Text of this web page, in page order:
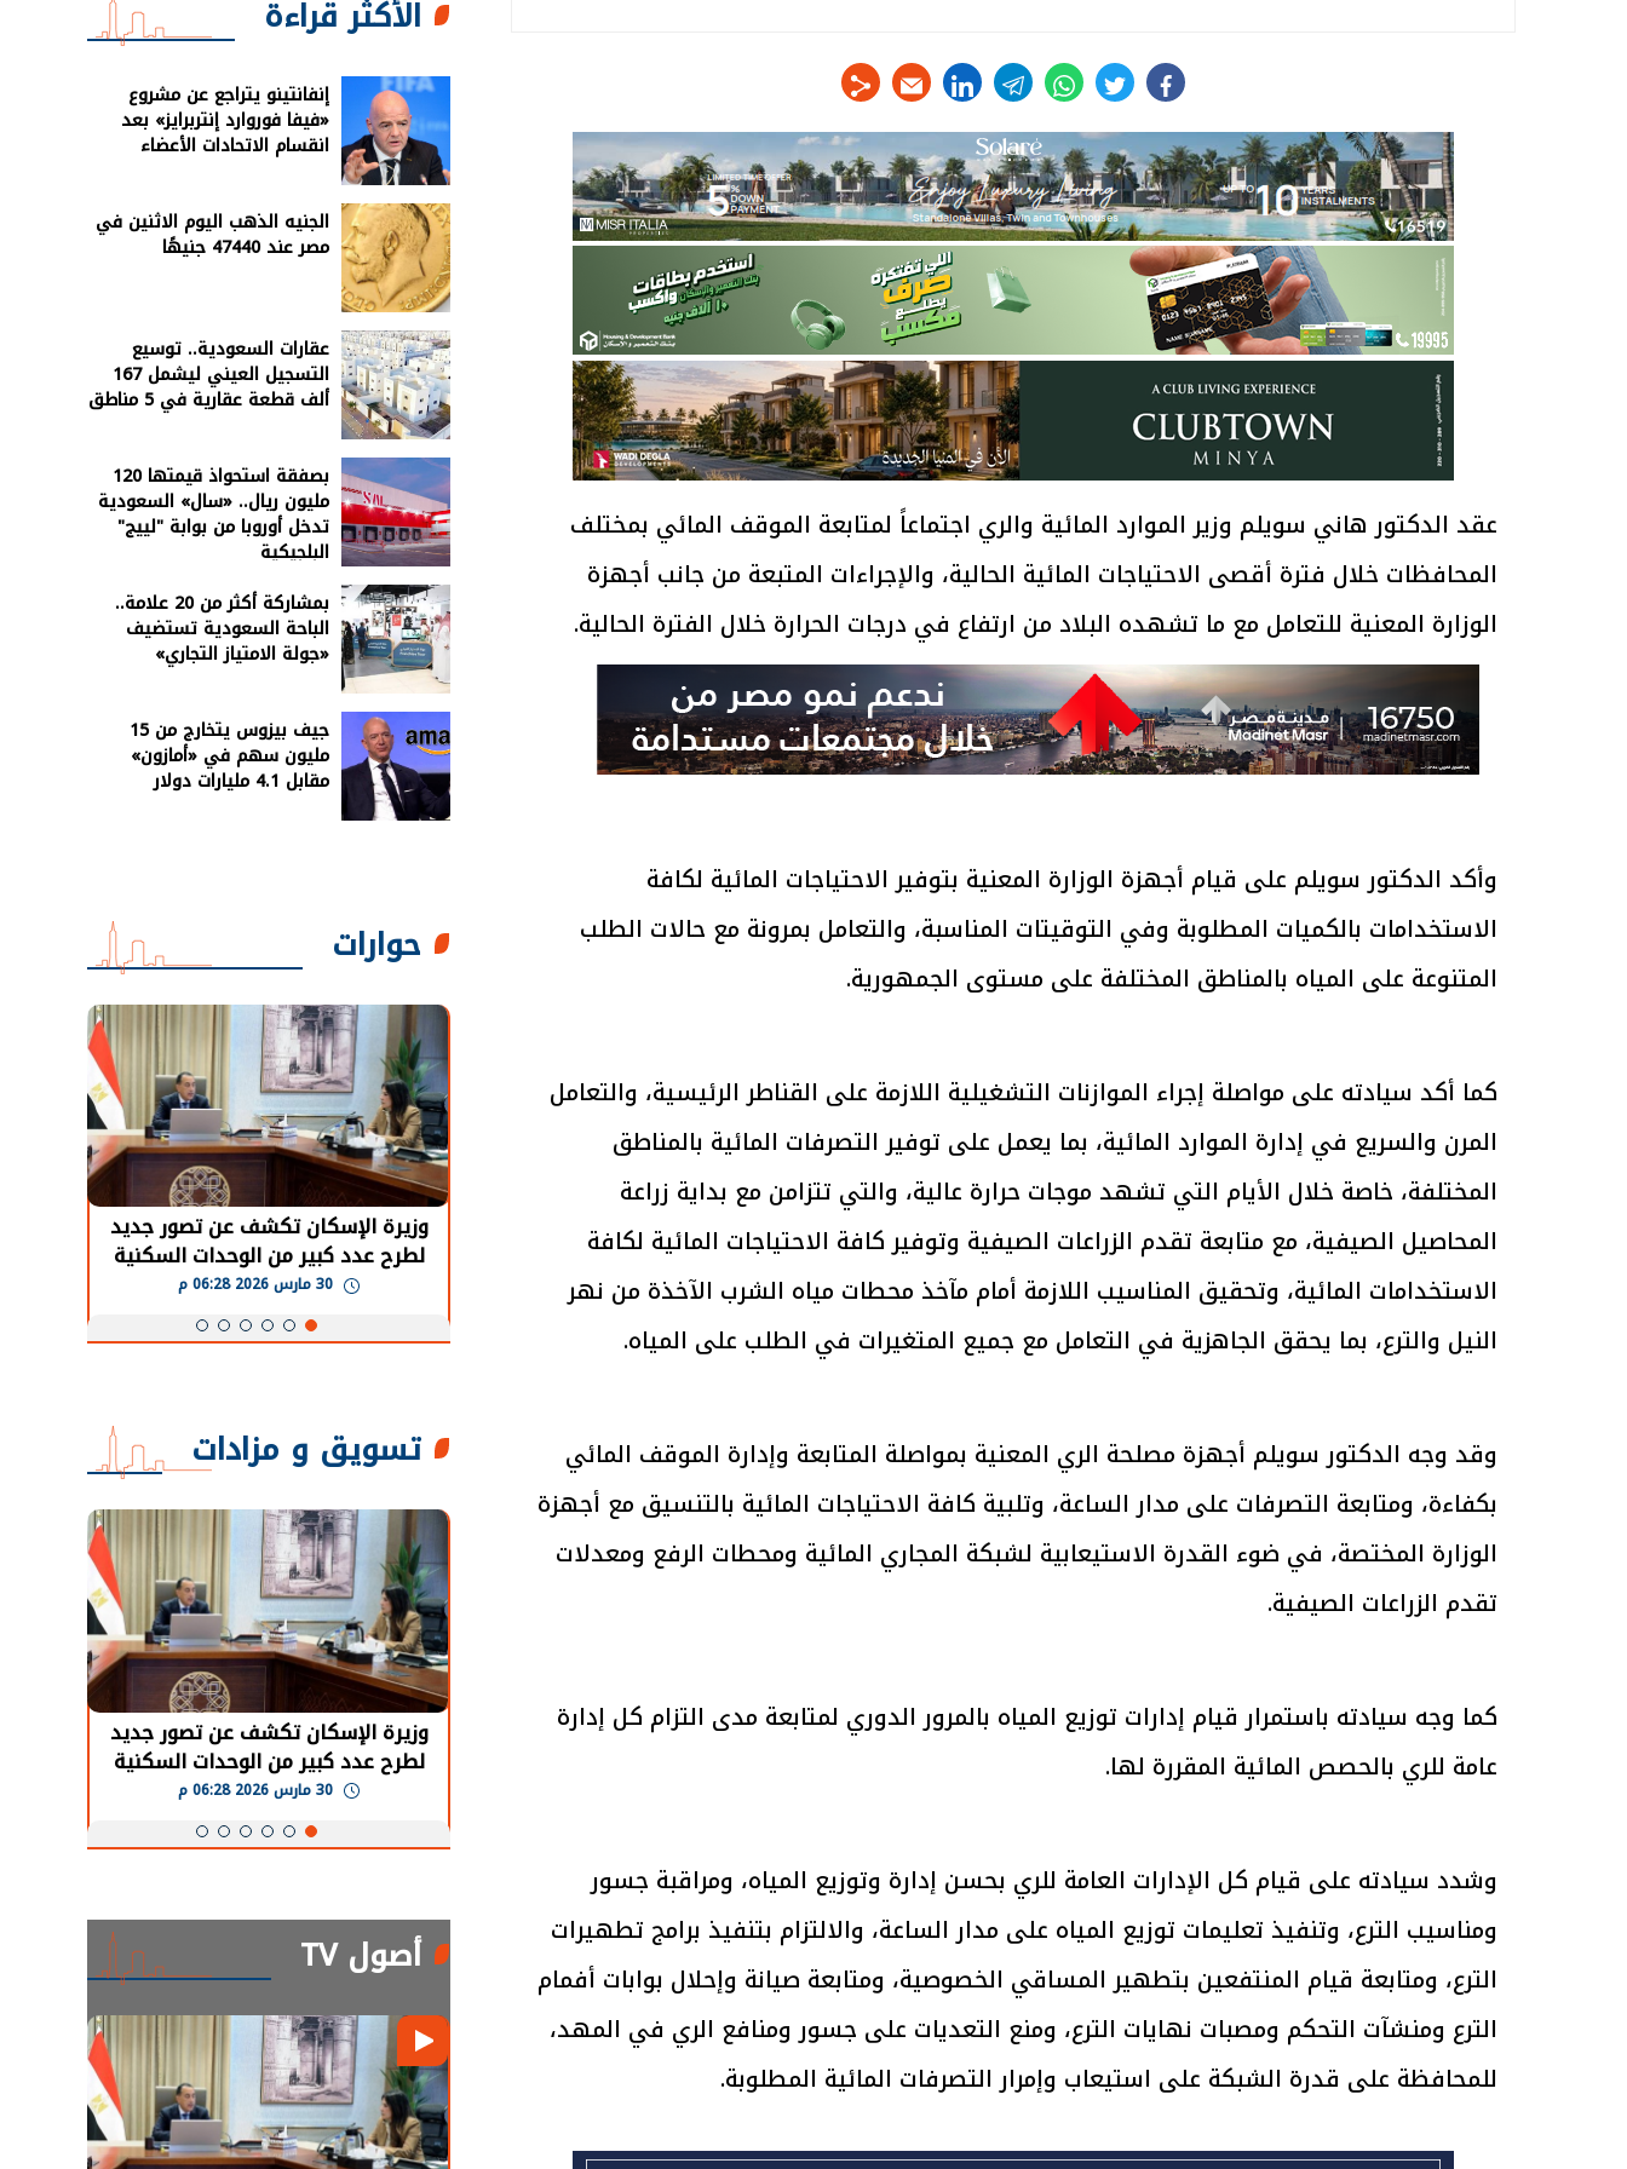
facebook
twitter
whats
telegram
linkedin
عقد الدكتور هاني سويلم وزير الموارد المائية والري اجتماعاً لمتابعة الموقف المائي بمختلف
المحافظات خلال فترة أقصى الاحتياجات المائية الحالية، والإجراءات المتبعة من جانب أجهزة
الوزارة المعنية للتعامل مع ما تشهده البلاد من ارتفاع في درجات الحرارة خلال الفترة الحالية.
وأكد الدكتور سويلم على قيام أجهزة الوزارة المعنية بتوفير الاحتياجات المائية لكافة
الاستخدامات بالكميات المطلوبة وفي التوقيتات المناسبة، والتعامل بمرونة مع حالات الطلب
المتنوعة على المياه بالمناطق المختلفة على مستوى الجمهورية.
كما أكد سيادته على مواصلة إجراء الموازنات التشغيلية اللازمة على القناطر الرئيسية، والتعامل
المرن والسريع في إدارة الموارد المائية، بما يعمل على توفير التصرفات المائية بالمناطق
المختلفة، خاصة خلال الأيام التي تشهد موجات حرارة عالية، والتي تتزامن مع بداية زراعة
المحاصيل الصيفية، مع متابعة تقدم الزراعات الصيفية وتوفير كافة الاحتياجات المائية لكافة
الاستخدامات المائية، وتحقيق المناسيب اللازمة أمام مآخذ محطات مياه الشرب الآخذة من نهر
النيل والترع، بما يحقق الجاهزية في التعامل مع جميع المتغيرات في الطلب على المياه.
وقد وجه الدكتور سويلم أجهزة مصلحة الري المعنية بمواصلة المتابعة وإدارة الموقف المائي
بكفاءة، ومتابعة التصرفات على مدار الساعة، وتلبية كافة الاحتياجات المائية بالتنسيق مع أجهزة
الوزارة المختصة، في ضوء القدرة الاستيعابية لشبكة المجاري المائية ومحطات الرفع ومعدلات
تقدم الزراعات الصيفية.
كما وجه سيادته باستمرار قيام إدارات توزيع المياه بالمرور الدوري لمتابعة مدى التزام كل إدارة
عامة للري بالحصص المائية المقررة لها.
وشدد سيادته على قيام كل الإدارات العامة للري بحسن إدارة وتوزيع المياه، ومراقبة جسور
ومناسيب الترع، وتنفيذ تعليمات توزيع المياه على مدار الساعة، والالتزام بتنفيذ برامج تطهيرات
الترع، ومتابعة قيام المنتفعين بتطهير المساقي الخصوصية، ومتابعة صيانة وإحلال بوابات أفمام
الترع ومنشآت التحكم ومصبات نهايات الترع، ومنع التعديات على جسور ومنافع الري في المهد،
للمحافظة على قدرة الشبكة على استيعاب وإمرار التصرفات المائية المطلوبة.
الأكثر قراءة
إنفانتينو يتراجع عن مشروع
«فيفا فوروارد إنتربرايز» بعد
انقسام الاتحادات الأعضاء
الجنيه الذهب اليوم الاثنين في
مصر عند 47440 جنيهًا
عقارات السعودية.. توسيع
التسجيل العيني ليشمل 167
ألف قطعة عقارية في 5 مناطق
بصفقة استحواذ قيمتها 120
مليون ريال.. «سال» السعودية
تدخل أوروبا من بوابة "لييج"
البلجيكية
بمشاركة أكثر من 20 علامة..
الباحة السعودية تستضيف
«جولة الامتياز التجاري»
جيف بيزوس يتخارج من 15
مليون سهم في «أمازون»
مقابل 4.1 مليارات دولار
حوارات
الرئيس السيسي: تداعيات خطيرة على
الاقتصاد العالمي وأسعار الوقود حال
استمرار الأزمة في الشرق الأوسط
رئيس الوزراء يتابع الإجراءات الخاصة
بتنفيذ التوجيهات الرئاسية بطرح وحدات
سكنية بالإيجار للمواطنين
30 مارس 2026 04:40 م
افتتاح «إيجبس 2026» بحضور دولي
واسع.. والبترول: مصر تعزز مكانتها
بوصفها مركزًا إقليميًّا للطاقة
30 مارس 2026 03:59 م
وزيرة الإسكان تكشف عن تصور جديد
لطرح عدد كبير من الوحدات السكنية
بنظام الإيجار
تسويق و مزادات
الرئيس السيسي: تداعيات خطيرة على
الاقتصاد العالمي وأسعار الوقود حال
استمرار الأزمة في الشرق الأوسط
رئيس الوزراء يتابع الإجراءات الخاصة
بتنفيذ التوجيهات الرئاسية بطرح وحدات
افتتاح «إيجبس 2026» بحضور دولي وزيرة الإسكان تكشف عن تصور جديد
لطرح عدد كبير من الوحدات السكنية
بنظام الإيجار
أصول TV